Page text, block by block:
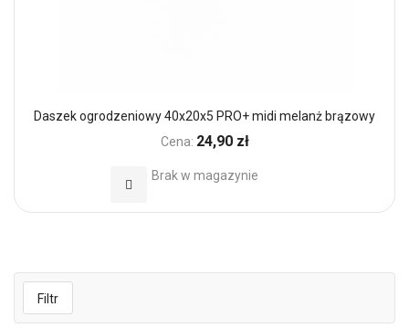
Daszek ogrodzeniowy 40x20x5 PRO+ midi melanż brązowy
Cena: 24,90 zł
Brak w magazynie
Dodaj do Ulubionych
Filtr